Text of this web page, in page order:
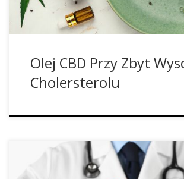
Olej CBD Przy Zbyt
Cholersterolu
W ostatnich latach wiele uwagi poświęcono